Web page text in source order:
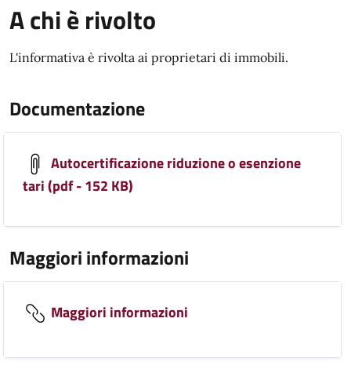
A chi è rivolto
L'informativa è rivolta ai proprietari di immobili.
Documentazione
Autocertificazione riduzione o esenzione
tari (pdf - 152 KB)
Maggiori informazioni
Maggiori informazioni